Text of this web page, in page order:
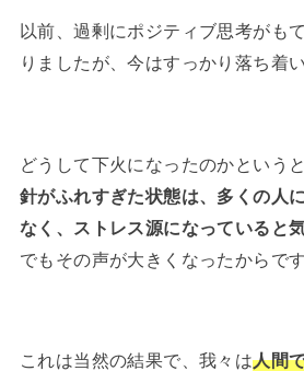
以前、過剰にポジティブ思考がも
りましたが、今はすっかり落ち着
どうして下火になったのかというと
針がふれすぎた状態は、多くの人
なく、ストレス源になっていると
でもその声が大きくなったからです
これは当然の結果で、我々は人間